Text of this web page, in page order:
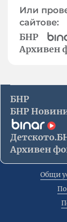
Или
сайтове:
БНР
Архивен
БНР
БНР
Архивен
Общи